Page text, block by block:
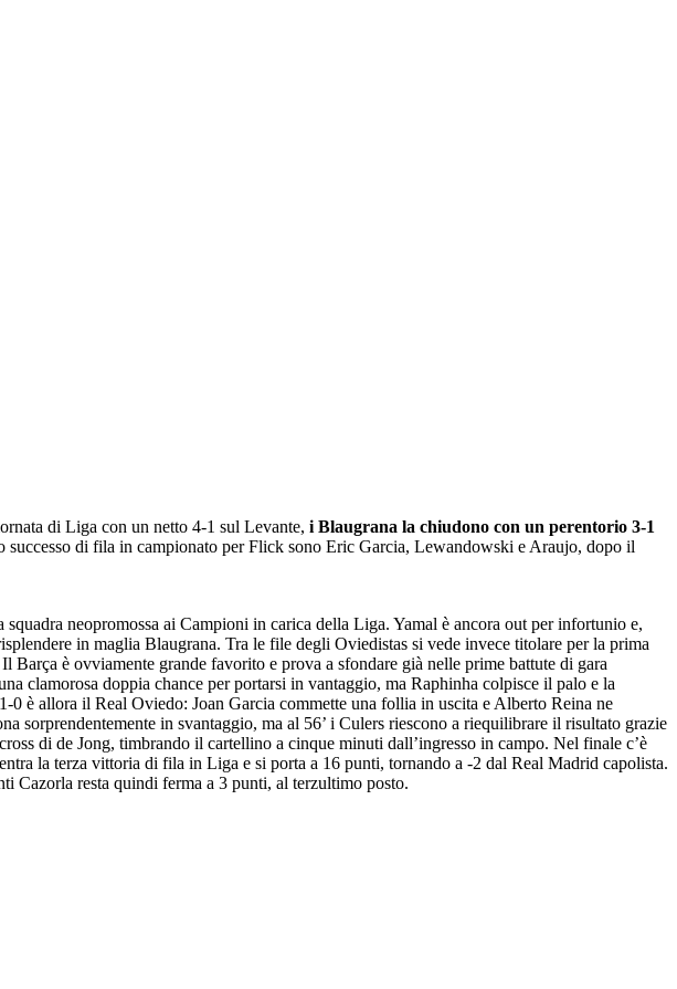
di Liga con un netto 4-1 sul Levante, i Blaugrana la chiudono con un perentorio 3-1
di fila in campionato per Flick sono Eric Garcia, Lewandowski e Araujo, dopo il
neopromossa ai Campioni in carica della Liga. Yamal è ancora out per infortunio e,
in maglia Blaugrana. Tra le file degli Oviedistas si vede invece titolare per la prima
è ovviamente grande favorito e prova a sfondare già nelle prime battute di gara
clamorosa doppia chance per portarsi in vantaggio, ma Raphinha colpisce il palo e la
0 è allora il Real Oviedo: Joan Garcia commette una follia in uscita e Alberto Reina ne
in svantaggio, ma al 56’ i Culers riescono a riequilibrare il risultato grazie
di de Jong, timbrando il cartellino a cinque minuti dall’ingresso in campo. Nel finale c’è
la terza vittoria di fila in Liga e si porta a 16 punti, tornando a -2 dal Real Madrid capolista.
Cazorla resta quindi ferma a 3 punti, al terzultimo posto.